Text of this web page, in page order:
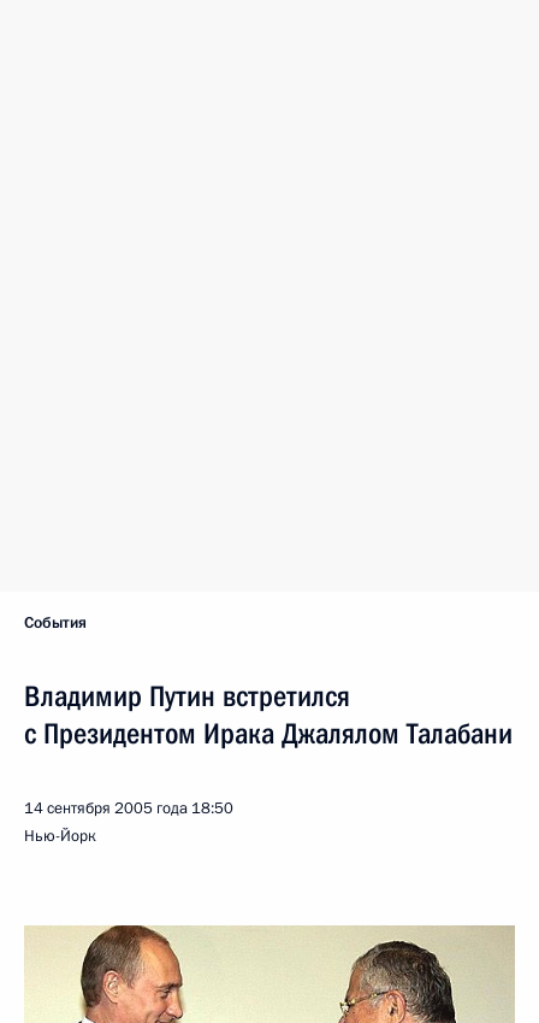
События
Владимир Путин встретился
с Президентом Ирака Джалялом Талабани
14 сентября 2005 года 18:50
Нью-Йорк